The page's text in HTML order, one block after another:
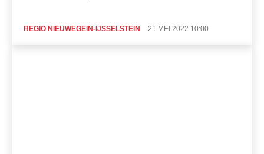
REGIO NIEUWEGEIN-IJSSELSTEIN 21 MEI 2022 10:00